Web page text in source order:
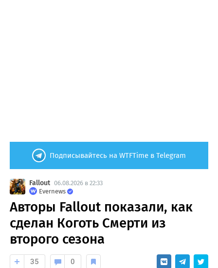
Подписывайтесь на WTFTime в Telegram
Fallout 06.08.2026 в 22:33
Evernews
Авторы Fallout показали, как
сделан Коготь Смерти из
второго сезона
35 0